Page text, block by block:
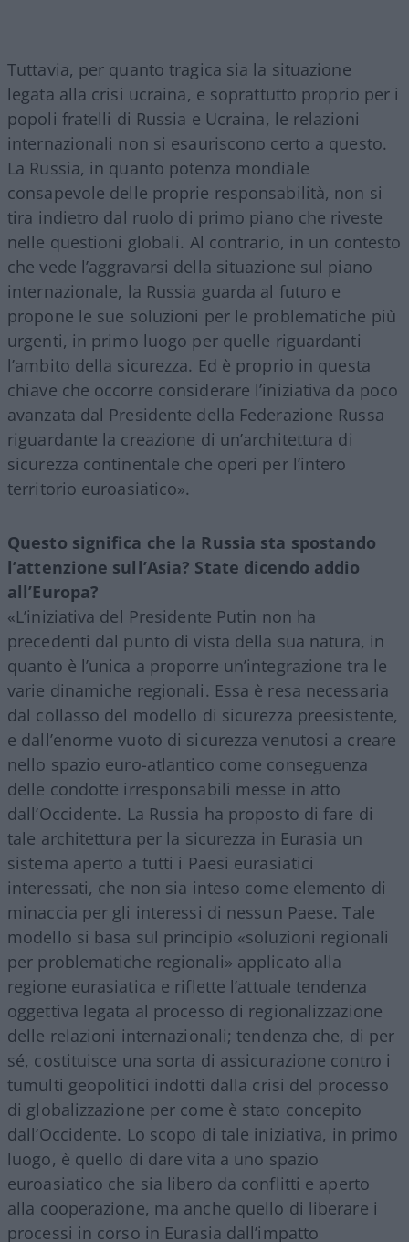
Tuttavia, per quanto tragica sia la situazione
legata alla crisi ucraina, e soprattutto proprio per i
popoli fratelli di Russia e Ucraina, le relazioni
internazionali non si esauriscono certo a questo.
La Russia, in quanto potenza mondiale
consapevole delle proprie responsabilità, non si
tira indietro dal ruolo di primo piano che riveste
nelle questioni globali. Al contrario, in un contesto
che vede l’aggravarsi della situazione sul piano
internazionale, la Russia guarda al futuro e
propone le sue soluzioni per le problematiche più
urgenti, in primo luogo per quelle riguardanti
l’ambito della sicurezza. Ed è proprio in questa
chiave che occorre considerare l’iniziativa da poco
avanzata dal Presidente della Federazione Russa
riguardante la creazione di un’architettura di
sicurezza continentale che operi per l’intero
territorio euroasiatico».
Questo significa che la Russia sta spostando
l’attenzione sull’Asia? State dicendo addio
all’Europa?
«L’iniziativa del Presidente Putin non ha
precedenti dal punto di vista della sua natura, in
quanto è l’unica a proporre un’integrazione tra le
varie dinamiche regionali. Essa è resa necessaria
dal collasso del modello di sicurezza preesistente,
e dall’enorme vuoto di sicurezza venutosi a creare
nello spazio euro-atlantico come conseguenza
delle condotte irresponsabili messe in atto
dall’Occidente. La Russia ha proposto di fare di
tale architettura per la sicurezza in Eurasia un
sistema aperto a tutti i Paesi eurasiatici
interessati, che non sia inteso come elemento di
minaccia per gli interessi di nessun Paese. Tale
modello si basa sul principio «soluzioni regionali
per problematiche regionali» applicato alla
regione eurasiatica e riflette l’attuale tendenza
oggettiva legata al processo di regionalizzazione
delle relazioni internazionali; tendenza che, di per
sé, costituisce una sorta di assicurazione contro i
tumulti geopolitici indotti dalla crisi del processo
di globalizzazione per come è stato concepito
dall’Occidente. Lo scopo di tale iniziativa, in primo
luogo, è quello di dare vita a uno spazio
euroasiatico che sia libero da conflitti e aperto
alla cooperazione, ma anche quello di liberare i
processi in corso in Eurasia dall’impatto